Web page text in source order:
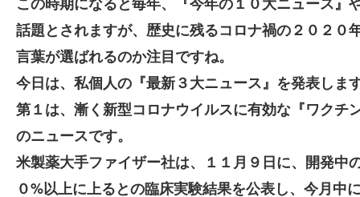
話題とされますが、歴史に残るコロナ禍の２０２０
言葉が選ばれるのか注目ですね。
今日は、私個人の『最新３大ニュース』を発表しま
第１は、漸く新型コロナウイルスに有効な『ワクチ
のニュースです。
米製薬大手ファイザー社は、１１月９日に、開発中
０%以上に上るとの臨床実験結果を公表し、今月中